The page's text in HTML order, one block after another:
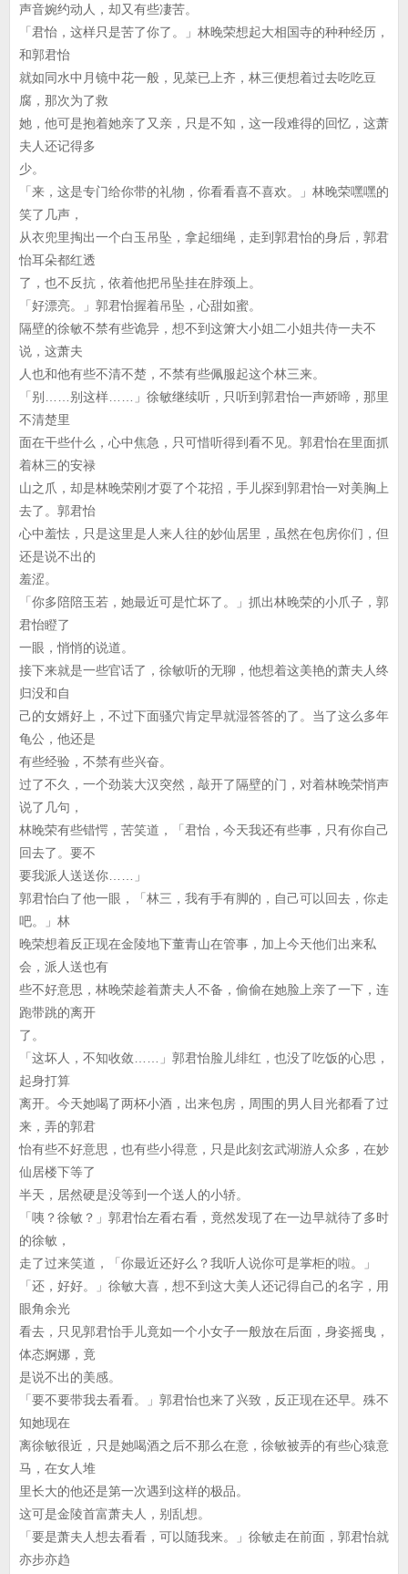
声音婉约动人，却又有些凄苦。
「君怡，这样只是苦了你了。」林晚荣想起大相国寺的种种经历，
和郭君怡
就如同水中月镜中花一般，见菜已上齐，林三便想着过去吃吃豆
腐，那次为了救
她，他可是抱着她亲了又亲，只是不知，这一段难得的回忆，这萧
夫人还记得多
少。
「来，这是专门给你带的礼物，你看看喜不喜欢。」林晚荣嘿嘿的
笑了几声，
从衣兜里掏出一个白玉吊坠，拿起细绳，走到郭君怡的身后，郭君
怡耳朵都红透
了，也不反抗，依着他把吊坠挂在脖颈上。
「好漂亮。」郭君怡握着吊坠，心甜如蜜。
隔壁的徐敏不禁有些诡异，想不到这箫大小姐二小姐共侍一夫不
说，这萧夫
人也和他有些不清不楚，不禁有些佩服起这个林三来。
「别……别这样……」徐敏继续听，只听到郭君怡一声娇啼，那里
不清楚里
面在干些什么，心中焦急，只可惜听得到看不见。郭君怡在里面抓
着林三的安禄
山之爪，却是林晚荣刚才耍了个花招，手儿探到郭君怡一对美胸上
去了。郭君怡
心中羞怯，只是这里是人来人往的妙仙居里，虽然在包房你们，但
还是说不出的
羞涩。
「你多陪陪玉若，她最近可是忙坏了。」抓出林晚荣的小爪子，郭
君怡瞪了
一眼，悄悄的说道。
接下来就是一些官话了，徐敏听的无聊，他想着这美艳的萧夫人终
归没和自
己的女婿好上，不过下面骚穴肯定早就湿答答的了。当了这么多年
龟公，他还是
有些经验，不禁有些兴奋。
过了不久，一个劲装大汉突然，敲开了隔壁的门，对着林晚荣悄声
说了几句，
林晚荣有些错愕，苦笑道，「君怡，今天我还有些事，只有你自己
回去了。要不
要我派人送送你……」
郭君怡白了他一眼，「林三，我有手有脚的，自己可以回去，你走
吧。」林
晚荣想着反正现在金陵地下董青山在管事，加上今天他们出来私
会，派人送也有
些不好意思，林晚荣趁着萧夫人不备，偷偷在她脸上亲了一下，连
跑带跳的离开
了。
「这坏人，不知收敛……」郭君怡脸儿绯红，也没了吃饭的心思，
起身打算
离开。今天她喝了两杯小酒，出来包房，周围的男人目光都看了过
来，弄的郭君
怡有些不好意思，也有些小得意，只是此刻玄武湖游人众多，在妙
仙居楼下等了
半天，居然硬是没等到一个送人的小轿。
「咦？徐敏？」郭君怡左看右看，竟然发现了在一边早就待了多时
的徐敏，
走了过来笑道，「你最近还好么？我听人说你可是掌柜的啦。」
「还，好好。」徐敏大喜，想不到这大美人还记得自己的名字，用
眼角余光
看去，只见郭君怡手儿竟如一个小女子一般放在后面，身姿摇曳，
体态婀娜，竟
是说不出的美感。
「要不要带我去看看。」郭君怡也来了兴致，反正现在还早。殊不
知她现在
离徐敏很近，只是她喝酒之后不那么在意，徐敏被弄的有些心猿意
马，在女人堆
里长大的他还是第一次遇到这样的极品。
这可是金陵首富萧夫人，别乱想。
「要是萧夫人想去看看，可以随我来。」徐敏走在前面，郭君怡就
亦步亦趋